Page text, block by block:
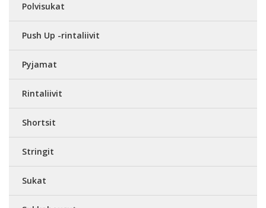
Polvisukat
Push Up -rintaliivit
Pyjamat
Rintaliivit
Shortsit
Stringit
Sukat